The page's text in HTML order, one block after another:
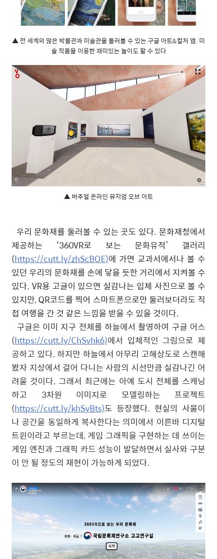
▲ 전 세계의 많은 박물관과 미술관을 둘러볼 수 있는 구글 아트&컬처 앱. 미
술 작품을 이용한 재미있는 놀이도 할 수 있다
▲ 버추얼 온라인 뮤지엄 오브 아트
우리 문화재를 둘러볼 수 있는 곳도 있다. 문화재청에서
제공하는
‘360VR로 보는 문화유적’
갤러리
(https://cutt.ly/zhScBOE)에 가면 교과서에서나 볼 수
있던 우리의 문화재를 손에 닿을 듯한 거리에서 지켜볼 수
있다. VR용 고글이 있으면 실감나는 입체 사진으로 볼 수
있지만, QR코드를 찍어 스마트폰으로만 둘러보더라도 직
접 여행을 간 것 같은 느낌을 받을 수 있을 것이다.
구글은 이미 지구 전체를 하늘에서 촬영하여 구글 어스
(https://cutt.ly/ChSvhk6)에서 입체적인 그림으로 제
공하고 있다.하지만 하늘에서 아무리 고해상도로 스캔해
봤자 지상에서 걸어 다니는 사람의 시선만큼 실감나긴 어
려울 것이다. 그래서 최근에는 아예 도시 전체를 스캐닝
하고
3차원 이미지로 모델링하는 프로젝트
(https://cutt.ly/khSvBts)도 등장했다. 현실의 사물이
나 공간을 동일하게 복사한다는 의미에서 이른바 디지털
트윈이라고 부르는데, 게임 그래픽을 구현하는 데 쓰이는
게임 엔진과 그래픽 카드 성능이 발달하면서 실사와 구분
이 안 될 정도의 재현이 가능하게 되었다.